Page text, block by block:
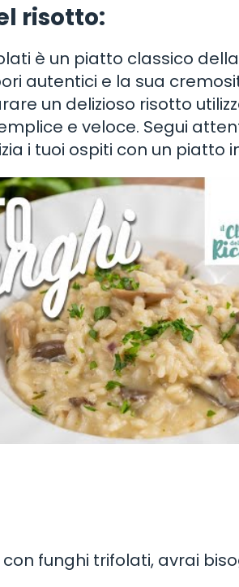
risotto:
è un piatto classico
autentici e la sua
un delizioso risotto
e veloce. Segui
i tuoi ospiti con un piatto
funghi trifolati, avrai